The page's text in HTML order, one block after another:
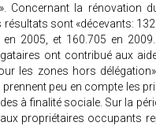
Concernant la rénovation
résultats sont «décevants:
2005, et 160.705 en
ont contribué aux
les zones hors
prennent peu en compte les
à finalité sociale. Sur la
propriétaires occupants